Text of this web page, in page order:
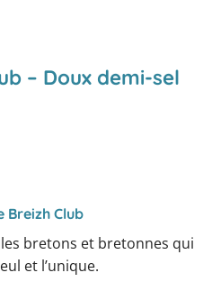
– Doux demi-sel
Breizh Club
bretons et bretonnes qui
et l’unique.